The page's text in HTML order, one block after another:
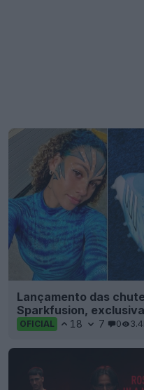
Lançamento das
Sparkfusion,
OFICIAL 18 7 0